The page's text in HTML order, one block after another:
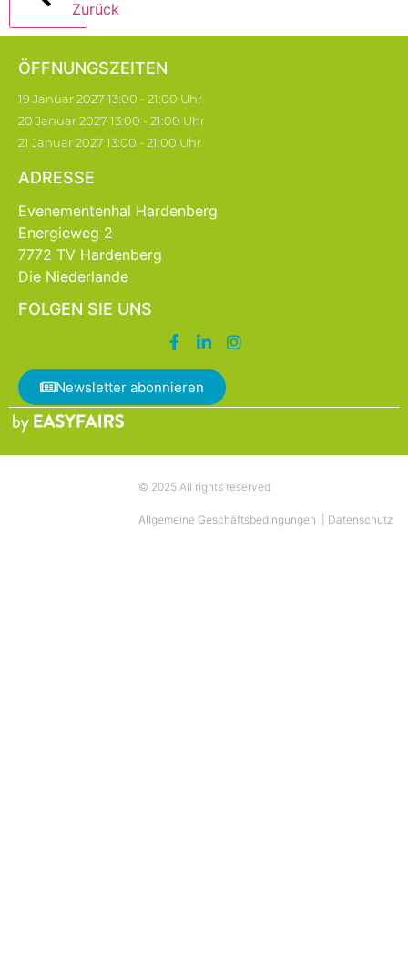
Zurück
ÖFFNUNGSZEITEN
19 Januar 2027 13:00 - 21:00 Uhr
20 Januar 2027 13:00 - 21:00 Uhr
21 Januar 2027 13:00 - 21:00 Uhr
ADRESSE
Evenementenhal Hardenberg
Energieweg 2
7772 TV Hardenberg
Die Niederlande
FOLGEN SIE UNS
Newsletter abonnieren
© 2025 All rights reserved
Allgemeine Geschäftsbedingungen Datenschutz